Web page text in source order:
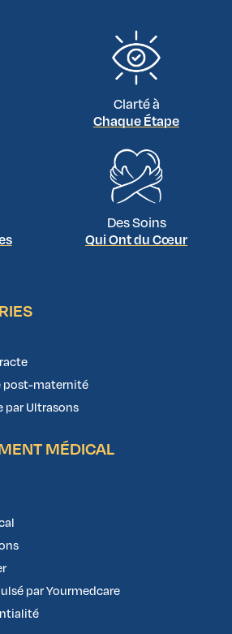
Clarté à
Chaque Étape
Des Soins
Qui Ont du Cœur
post-maternité
par Ultrasons
MÉDICAL
par Yourmedcare